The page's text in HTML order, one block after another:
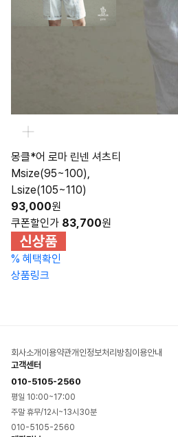
몽클*어 로마 린넨 셔츠티
Msize(95~100),
Lsize(105~110)
93,000원
쿠폰할인가 83,700원
% 혜택확인
상품링크
회사소개 이용약관개인정보처리방침이용안내
고객센터
010-5105-2560
평일 10:00~17:00
주말 휴무/12시~13시30분
010-5105-2560